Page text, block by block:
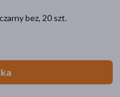
bez, 20 szt.